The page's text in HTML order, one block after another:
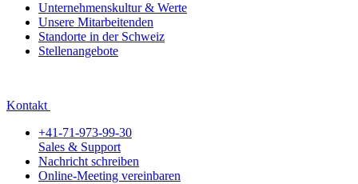
Unternehmenskultur & Werte
Unsere Mitarbeitenden
Standorte in der Schweiz
Stellenangebote
Kontakt
+41-71-973-99-30
Sales & Support
Nachricht schreiben
Online-Meeting vereinbaren